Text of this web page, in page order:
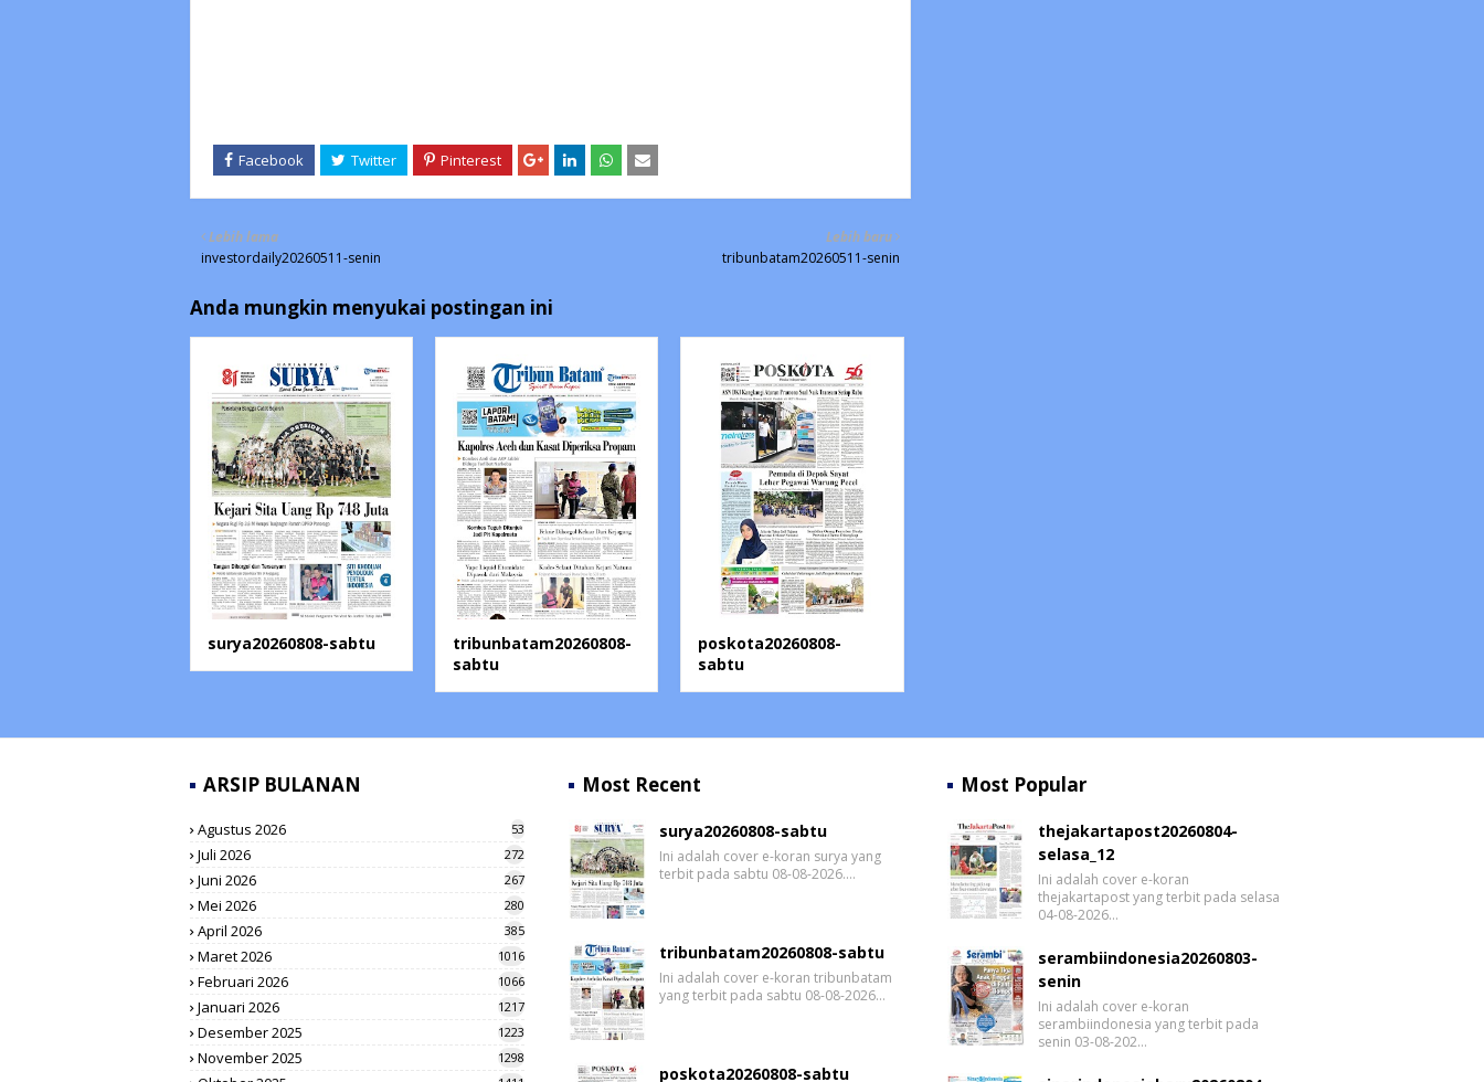
Lebih baru
tribunbatam20260511-senin
Lebih lama
investordaily20260511-senin
Anda mungkin menyukai postingan ini
surya20260808-sabtu
tribunbatam20260808-
sabtu
poskota20260808-
sabtu
ARSIP BULANAN
Agustus 2026 53
Juli 2026 272
Juni 2026 267
Mei 2026 280
April 2026 385
Maret 2026 1016
Februari 2026 1066
Januari 2026 1217
Desember 2025 1223
November 2025 1298
Most Recent
surya20260808-sabtu
Ini adalah cover e-koran surya yang
terbit pada sabtu 08-08-2026.…
tribunbatam20260808-sabtu
Ini adalah cover e-koran tribunbatam
yang terbit pada sabtu 08-08-2026…
poskota20260808-sabtu
Most Popular
thejakartapost20260804-
selasa_12
Ini adalah cover e-koran
thejakartapost yang terbit pada selasa
04-08-2026…
serambiindonesia20260803-
senin
Ini adalah cover e-koran
serambiindonesia yang terbit pada
senin 03-08-202…